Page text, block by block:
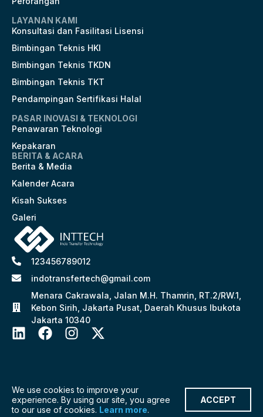
LAYANAN KAMI
Konsultasi dan Fasilitasi Lisensi
Bimbingan Teknis HKI
Bimbingan Teknis TKDN
Bimbingan Teknis TKT
Pendampingan Sertifikasi Halal
PASAR INOVASI & TEKNOLOGI
Penawaran Teknologi
Kepakaran
BERITA & ACARA
Berita & Media
Kalender Acara
Kisah Sukses
Galeri
123456789012
indotransfertech@gmail.com
Menara Cakrawala, Jalan M.H. Thamrin, RT.2/RW.1,
Kebon Sirih, Jakarta Pusat, Daerah Khusus Ibukota
Jakarta 10340
Copyright @2025. Indo Transfer Technology.
We use cookies to improve your
experience. By using our site, you agree
to our use of cookies. Learn more.
ACCEPT